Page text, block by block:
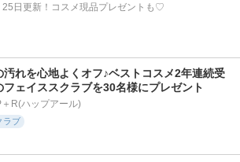
25日更新！コスメ現品プレゼントも♡
汚れを心地よくオフ♪ベストコスメ2年連続受
フェイススクラブを30名様にプレゼント
＋R(ハップアール)
ラブ